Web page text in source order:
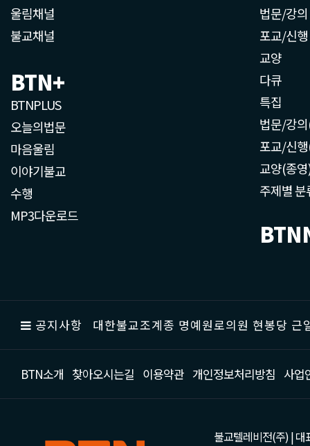
울림채널
불교채널
BTN+
BTNPLUS
오늘의법문
마음울림
이야기불교
수행
MP3다운로드
법문/강의
포교/신행
교양
다큐
특집
법문/강
포교/신
교양(종
주제별 분
공지사항 대한불교조계종 명예원로의원 현봉당
BTN소개 찾아오시는길 이용약관 개인정보처리방침 사업
불교텔레비전(주) | 대